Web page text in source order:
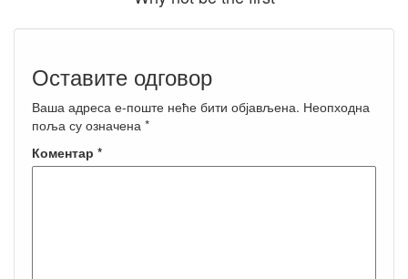
Оставите одговор
Ваша адреса е-поште неће бити објављена. Неопходна
поља су означена *
Коментар *